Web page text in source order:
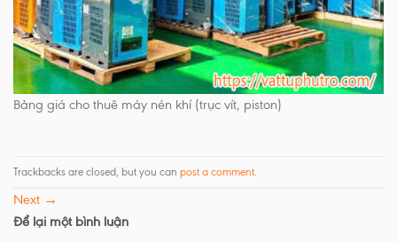
Bảng giá cho thuê máy nén khí (trục vít, piston)
Trackbacks are closed, but you can post a comment
Next →
Để lại một bình luận